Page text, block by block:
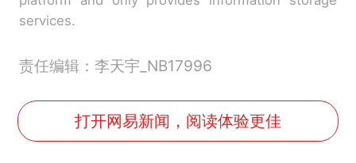
services.
责任编辑：李天宇_NB17996
打开网易新闻，阅读体验更佳